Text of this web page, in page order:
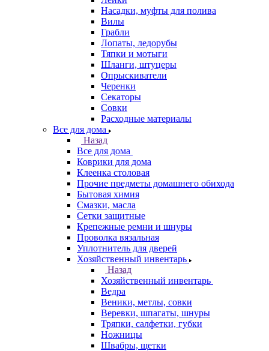
Насадки, муфты для полива
Вилы
Грабли
Лопаты, ледорубы
Тяпки и мотыги
Шланги, штуцеры
Опрыскиватели
Черенки
Секаторы
Совки
Расходные материалы
Все для дома
Назад
Все для дома
Коврики для дома
Клеенка столовая
Прочие предметы домашнего обихода
Бытовая химия
Смазки, масла
Сетки защитные
Крепежные ремни и шнуры
Проволка вязальная
Уплотнитель для дверей
Хозяйственный инвентарь
Назад
Хозяйственный инвентарь
Ведра
Веники, метлы, совки
Веревки, шпагаты, шнуры
Тряпки, салфетки, губки
Ножницы
Швабры, щетки